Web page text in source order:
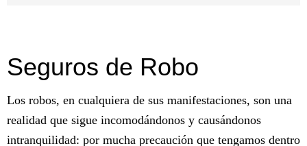
Seguros de Robo
Los robos, en cualquiera de sus manifestaciones, son una
realidad que sigue incomodándonos y causándonos
intranquilidad: por mucha precaución que tengamos dentro